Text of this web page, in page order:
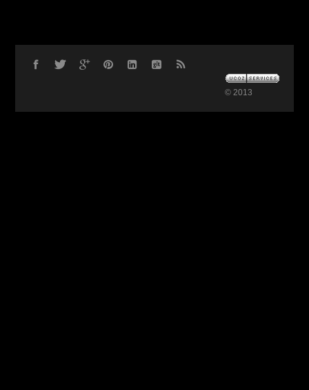
© 2013